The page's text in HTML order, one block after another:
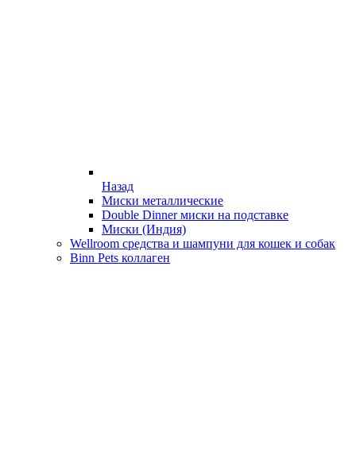
Назад
Миски металлические
Double Dinner миски на подставке
Миски (Индия)
Wellroom средства и шампуни для кошек и собак
Binn Pets коллаген